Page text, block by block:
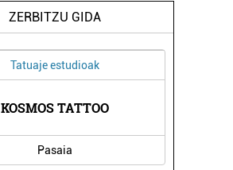
ZERBITZU GIDA
Tatuaje estudioak
KOSMOS TATTOO
Pasaia